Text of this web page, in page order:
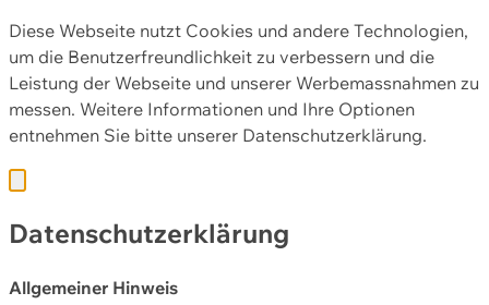
Diese Webseite nutzt Cookies und andere Technologien,
um die Benutzerfreundlichkeit zu verbessern und die
Leistung der Webseite und unserer Werbemassnahmen zu
messen. Weitere Informationen und Ihre Optionen
entnehmen Sie bitte unserer Datenschutzerklärung.
Datenschutzerklärung
Allgemeiner Hinweis